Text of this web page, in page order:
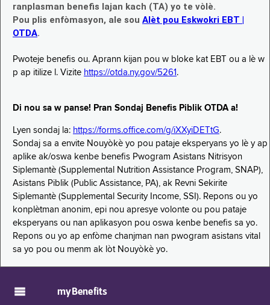
ranplasman benefis lajan kach (TA) yo te vòlè.
Pou plis enfòmasyon, ale sou Alèt pou Eskwokri EBT |
OTDA.
Pwoteje benefis ou. Aprann kijan pou w bloke kat EBT ou a lè w
p ap itilize l. Vizite https://otda.ny.gov/5261 .
Di nou sa w panse! Pran Sondaj Benefis Piblik OTDA a!
Lyen sondaj la: https://forms.office.com/g/iXXyiDETtG.
Sondaj sa a envite Nouyòkè yo pou pataje eksperyans yo lè y ap
aplike ak/oswa kenbe benefis Pwogram Asistans Nitrisyon
Siplemantè (Supplemental Nutrition Assistance Program, SNAP),
Asistans Piblik (Public Assistance, PA), ak Revni Sekirite
Siplemantè (Supplemental Security Income, SSI). Repons ou yo
konplètman anonim, epi nou apresye volonte ou pou pataje
eksperyans ou nan aplikasyon pou oswa kenbe benefis sa yo.
Repons ou yo ap enfòme chanjman nan pwogram asistans vital
sa yo pou ou menm ak lòt Nouyòkè yo.
myBenefits